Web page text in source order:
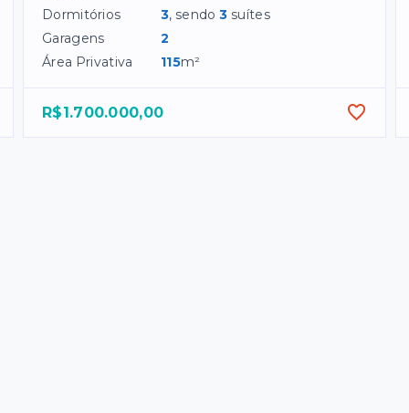
Dormitórios 3, sendo3 suítes
Garagens
2
Área Privativa
115m²
R$1.700.000,00